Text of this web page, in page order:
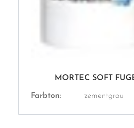
MORTEC SOFT
Farbton: zementgrau